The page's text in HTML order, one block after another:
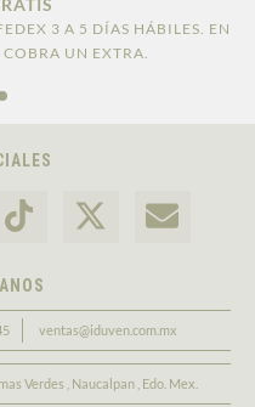
3 A 5 DÍAS HÁBILES. EN
UN EXTRA.
ventas@iduven.com.mx
Verdes , Naucalpan , Edo. Mex.